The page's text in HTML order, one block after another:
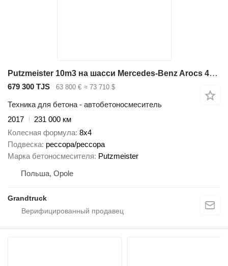
Putzmeister 10m3 на шасси Mercedes-Benz Arocs 4146 8x4 10m3 Putzmeister, 2017year, stell suspension, big
679 300 TJS 63 800 € ≈ 73 710 $
Техника для бетона - автобетоносмеситель
2017
231 000 км
Колесная формула 8x4
Подвеска рессора/рессора
Марка бетоносмесителя Putzmeister
Польша, Opole
Grandtruck